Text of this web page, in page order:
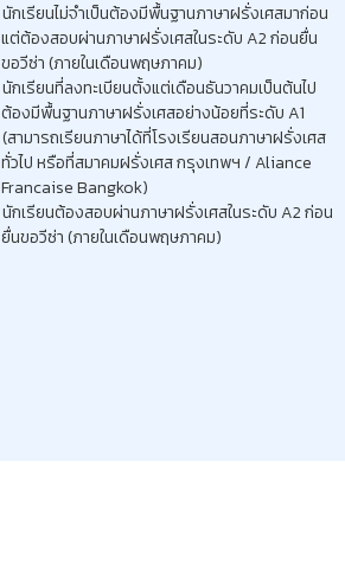
นักเรียนไม่จำเป็นต้องมีพื้นฐานภาษาฝรั่งเศสมาก่อน
แต่ต้องสอบผ่านภาษาฝรั่งเศสในระดับ A2 ก่อนยื่น
ขอวีซ่า (ภายในเดือนพฤษภาคม)
นักเรียนที่ลงทะเบียนตั้งแต่เดือนธันวาคมเป็นต้นไป
ต้องมีพื้นฐานภาษาฝรั่งเศสอย่างน้อยที่ระดับ A1
(สามารถเรียนภาษาได้ที่โรงเรียนสอนภาษาฝรั่งเศส
ทั่วไป หรือที่สมาคมฝรั่งเศส กรุงเทพฯ / Aliance
Francaise Bangkok)
นักเรียนต้องสอบผ่านภาษาฝรั่งเศสในระดับ A2 ก่อน
ยื่นขอวีซ่า (ภายในเดือนพฤษภาคม)